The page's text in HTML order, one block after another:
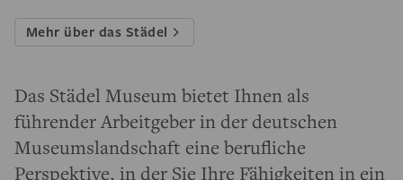
Mehr über das Städel
Das Städel Museum bietet Ihnen als
führender Arbeitgeber in der deutschen
Museumslandschaft eine berufliche
Perspektive, in der Sie Ihre Fähigkeiten in ein